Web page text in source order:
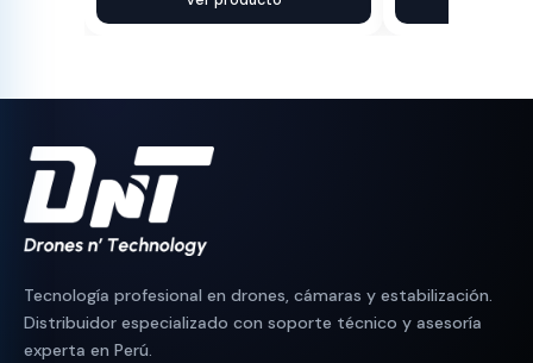
original
actual
original
actual
Tecnología profesional en drones, cámaras y estabilización.
Distribuidor especializado con soporte técnico y asesoría
experta en Perú.